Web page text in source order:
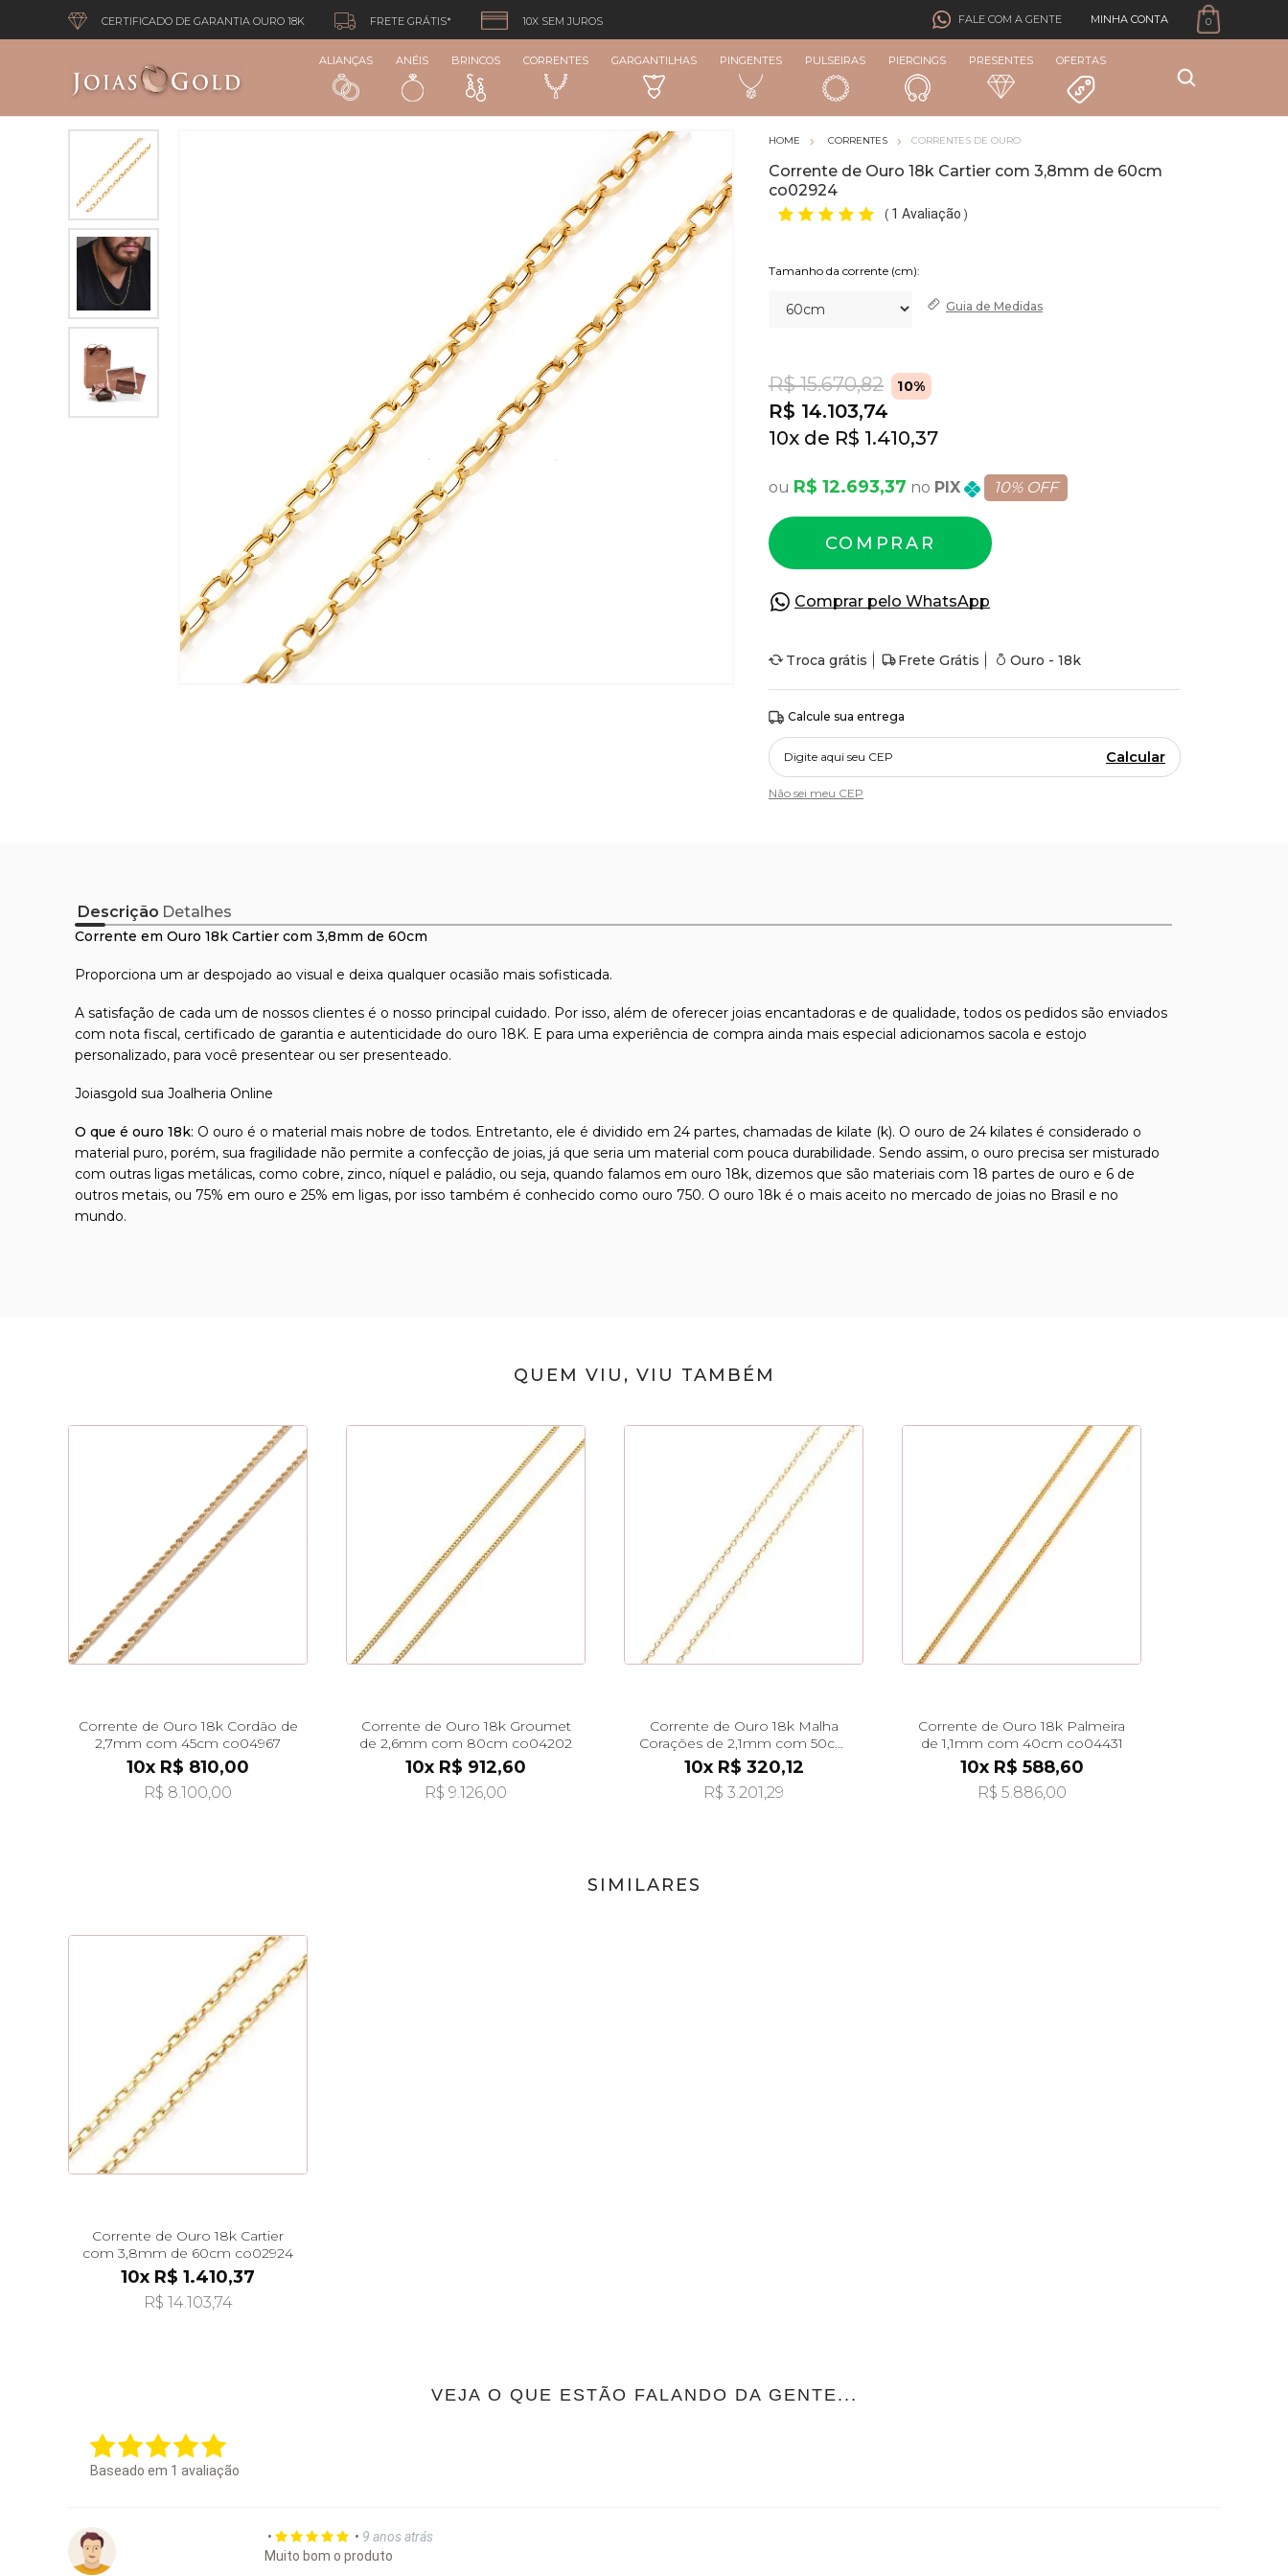
CERTIFICADO DE GARANTIA OURO 18K FRETE GRÁTIS* 10X SEM JUROS FALE COM A GENTE MINHA CONTA 0
ALIANÇAS ANÉIS BRINCOS CORRENTES GARGANTILHAS PINGENTES PULSEIRAS PIERCINGS PRESENTES OFERTAS
CORRENTES CORRENTES DE OURO
Corrente de Ouro 18k Cartier com 3,8mm de 60cm
co02924
( 1 Avaliação )
Tamanho da corrente (cm):
Guia de Medidas
R$ 15.670,82 10%
R$ 14.103,74
10x R$ 1.410,37
R$ 12.693,37 PIX 10% OFF
COMPRAR
Comprar pelo WhatsApp
Troca grátis Frete Grátis Ouro - 18k
Calcule sua entrega
Calcular
Não sei meu CEP
Descrição Detalhes
Corrente em Ouro 18k Cartier com 3,8mm de 60cm
Proporciona um ar despojado ao visual e deixa qualquer ocasião mais sofisticada.
A satisfação de cada um de nossos clientes é o nosso principal cuidado. Por isso, além de oferecer joias encantadoras e de qualidade, todos os pedidos são enviados
com nota fiscal, certificado de garantia e autenticidade do ouro 18K. E para uma experiência de compra ainda mais especial adicionamos sacola e estojo
personalizado, para você presentear ou ser presenteado.
Joiasgold sua Joalheria Online
O que é ouro 18k: O ouro é o material mais nobre de todos. Entretanto, ele é dividido em 24 partes, chamadas de kilate (k). O ouro de 24 kilates é considerado o
material puro, porém, sua fragilidade não permite a confecção de joias, já que seria um material com pouca durabilidade. Sendo assim, o ouro precisa ser misturado
com outras ligas metálicas, como cobre, zinco, níquel e paládio, ou seja, quando falamos em ouro 18k, dizemos que são materiais com 18 partes de ouro e 6 de
outros metais, ou 75% em ouro e 25% em ligas, por isso também é conhecido como ouro 750. O ouro 18k é o mais aceito no mercado de joias no Brasil e no
mundo.
QUEM VIU, VIU TAMBÉM
Corrente de Ouro 18k Cordão de
2,7mm com 45cm co04967
10x R$ 810,00
R$ 8.100,00
Corrente de Ouro 18k Groumet
de 2,6mm com 80cm co04202
10x R$ 912,60
R$ 9.126,00
Corrente de Ouro 18k Malha
Corações de 2,1mm com 50cm
co04866
10x R$ 320,12
R$ 3.201,29
Corrente de Ouro 18k Palmeira
de 1,1mm com 40cm co04431
10x R$ 588,60
R$ 5.886,00
SIMILARES
Corrente de Ouro 18k Cartier
com 3,8mm de 60cm co02924
10x R$ 1.410,37
R$ 14.103,74
VEJA O QUE ESTÃO FALANDO DA GENTE...
Baseado em 1 avaliação
• • 9 anos atrás
Muito bom o produto